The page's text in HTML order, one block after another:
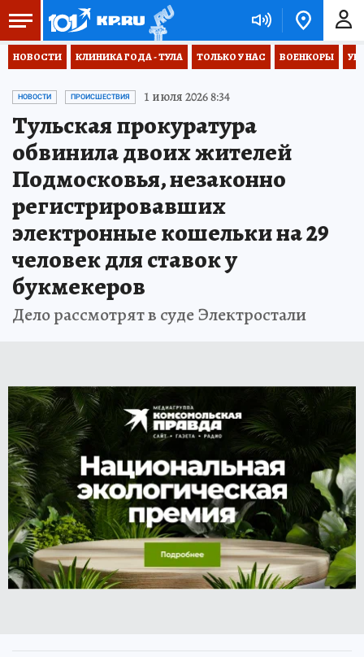
НОВОСТИ КЛИНИКА ГОДА - ТУЛА ТОЛЬКО У НАС ВОЕНКОРЫ
НОВОСТИ ПРОИСШЕСТВИЯ 1 июля 2026 8:34
Тульская прокуратура
обвинила двоих жителей
Подмосковья, незаконно
регистрировавших
электронные кошельки на 29
человек для ставок у
букмекеров
Дело рассмотрят в суде Электростали